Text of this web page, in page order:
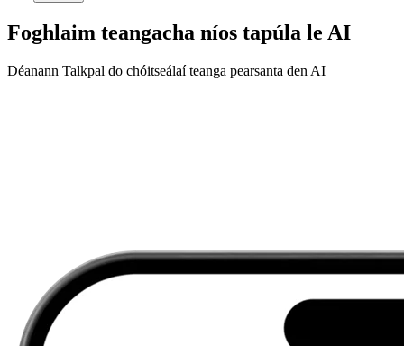
Foghlaim teangacha níos tapúla le AI
Déanann Talkpal do chóitseálaí teanga pearsanta den AI